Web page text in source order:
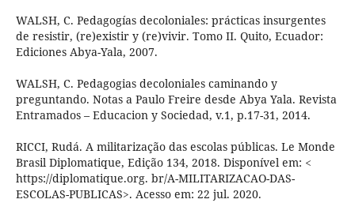
WALSH, C. Pedagogías decoloniales: prácticas insurgentes
de resistir, (re)existir y (re)vivir. Tomo II. Quito, Ecuador:
Ediciones Abya-Yala, 2007.
WALSH, C. Pedagogias decoloniales caminando y
preguntando. Notas a Paulo Freire desde Abya Yala. Revista
Entramados – Educacion y Sociedad, v.1, p.17-31, 2014.
RICCI, Rudá. A militarização das escolas públicas. Le Monde
Brasil Diplomatique, Edição 134, 2018. Disponível em: <
https://diplomatique.org. br/A-MILITARIZACAO-DAS-
ESCOLAS-PUBLICAS>. Acesso em: 22 jul. 2020.